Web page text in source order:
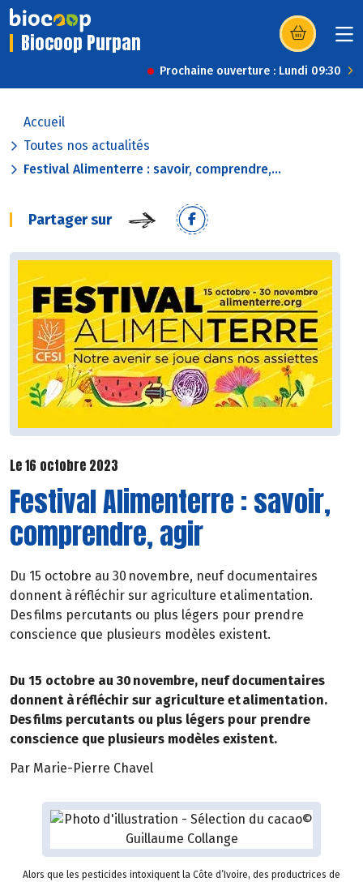
Biocoop Purpan (s’ouvre dans
Prochaine ouverture : Lundi 09:30
Accueil
Toutes nos actualités
Festival Alimenterre : savoir, comprendre,...
Partager sur
Le 16 octobre 2023
Festival Alimenterre : savoir,
comprendre, agir
Du 15 octobre au 30 novembre, neuf documentaires
donnent à réfléchir sur agriculture et alimentation.
Des films percutants ou plus légers pour prendre
conscience que plusieurs modèles existent.
Du 15 octobre au 30 novembre, neuf documentaires
donnent à réfléchir sur agriculture et alimentation.
Des films percutants ou plus légers pour prendre
conscience que plusieurs modèles existent.
Par Marie-Pierre Chavel
Alors que les pesticides intoxiquent la Côte d’Ivoire, des productrices de